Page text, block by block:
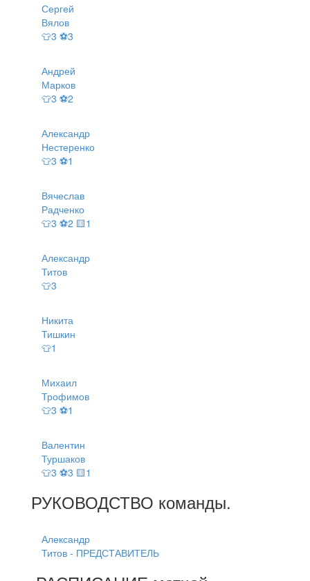
Сергей
Вялов
👕3 ⚽3
Андрей
Марков
👕3 ⚽2
Александр
Нестеренко
👕3 ⚽1
Вячеслав
Радченко
👕3 ⚽2 🟨1
Александр
Титов
👕3
Никита
Тишкин
👕1
Михаил
Трофимов
👕3 ⚽1
Валентин
Туршаков
👕3 ⚽3 🟨1
РУКОВОДСТВО команды.
Александр
Титов - ПРЕДСТАВИТЕЛЬ